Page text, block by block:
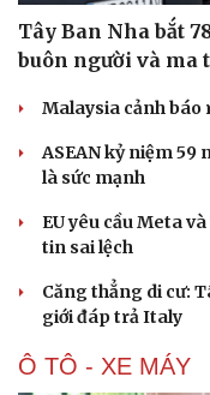
Tây Ban Nha bắt
buôn người và ma
Malaysia cảnh báo
ASEAN kỷ niệm
là sức mạnh
EU yêu cầu Meta
tin sai lệch
Căng thẳng di cư:
giới đáp trả Italy
Ô TÔ - XE MÁY